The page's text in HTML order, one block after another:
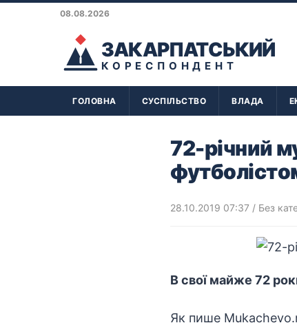
08.08.2026
ЗАКАРПАТСЬКИЙ
КОРЕСПОНДЕНТ
ГОЛОВНА СУСПІЛЬСТВО ВЛАДА
72-річний
28.10.2019 07:37 / Без
В свої майже 72
Як пише